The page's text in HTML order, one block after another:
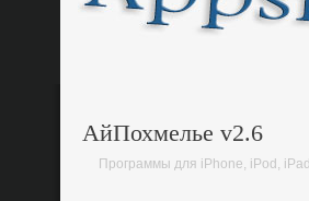
АйПохмелье v2.6
Программы для iPhone, iPod, iPad